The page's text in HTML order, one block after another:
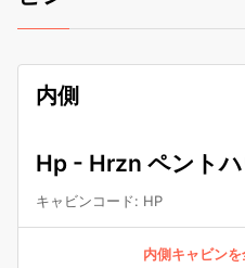
内側
Hp - Hrzn ペント
キャビンコード: HP
内側キャビン